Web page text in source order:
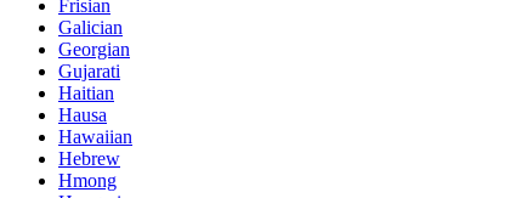
Frisian
Galician
Georgian
Gujarati
Haitian
Hausa
Hawaiian
Hebrew
Hmong